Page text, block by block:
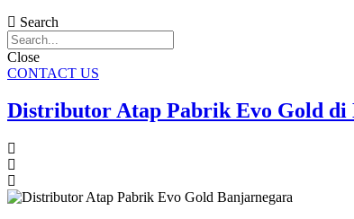
Search
Close
CONTACT US
Distributor Atap Pabrik Evo Gold di